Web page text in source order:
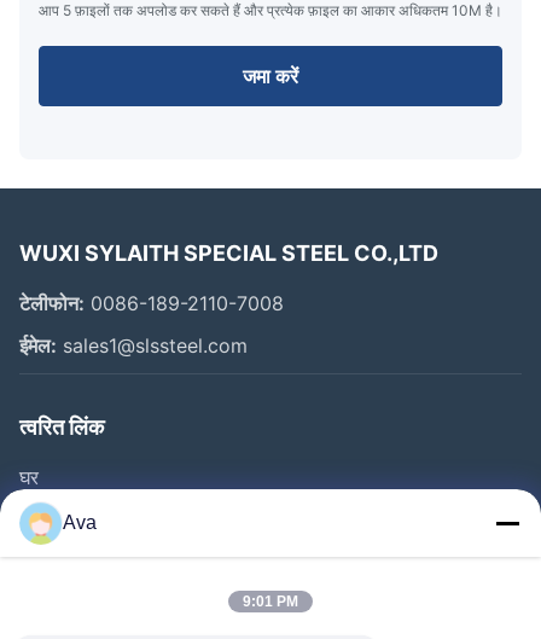
आप 5 फ़ाइलों तक अपलोड कर सकते हैं और प्रत्येक फ़ाइल का आकार अधिकतम 10M है।
जमा करें
WUXI SYLAITH SPECIAL STEEL CO.,LTD
टेलीफोन: 0086-189-2110-7008
ईमेल: sales1@slssteel.com
त्वरित लिंक
घर
उत्पाद
वीडियो
Ava
9:01 PM